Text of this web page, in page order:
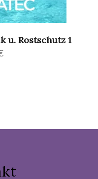
u. Rostschutz 1